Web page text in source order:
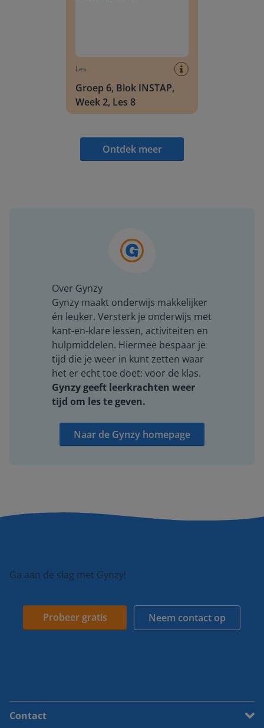
Les
Groep 6, Blok INSTAP,
Week 2, Les 8
Ontdek meer
Over Gynzy
Gynzy maakt onderwijs makkelijker
én leuker. Versterk je onderwijs met
kant-en-klare lessen, activiteiten en
hulpmiddelen. Hiermee bespaar je
tijd die je weer in kunt zetten waar
het er echt toe doet: voor de klas.
Gynzy geeft leerkrachten weer
tijd om les te geven.
Naar de Gynzy homepage
Ga aan de slag met Gynzy!
Probeer gratis Neem contact op
Contact